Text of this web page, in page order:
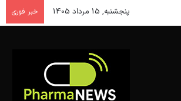
پنجشنبه, 15 مرداد 1405 خبر فوری